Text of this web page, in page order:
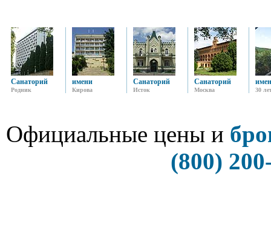
Санаторий
Родник
имени
Кирова
Санаторий
Исток
Санаторий
Москва 30
Официальные цены и
(800)